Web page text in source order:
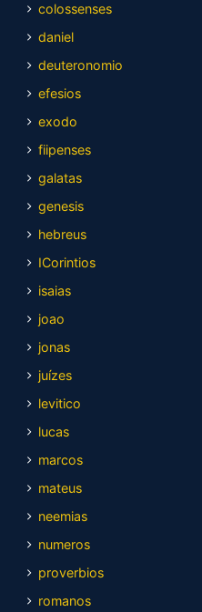
colossenses
daniel
deuteronomio
efesios
exodo
fiipenses
galatas
genesis
hebreus
ICorintios
isaias
joao
jonas
juízes
levitico
lucas
marcos
mateus
neemias
numeros
proverbios
romanos